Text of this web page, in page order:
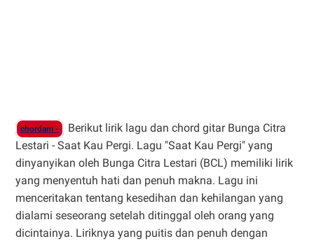
chordam -
Berikut lirik lagu dan chord gitar Bunga Citra
Lestari - Saat Kau Pergi. Lagu "Saat Kau Pergi" yang
dinyanyikan oleh Bunga Citra Lestari (BCL) memiliki lirik
yang menyentuh hati dan penuh makna. Lagu ini
menceritakan tentang kesedihan dan kehilangan yang
dialami seseorang setelah ditinggal oleh orang yang
dicintainya. Liriknya yang puitis dan penuh dengan